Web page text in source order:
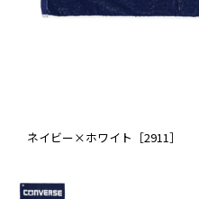
ネイビー×ホワイト［2911］